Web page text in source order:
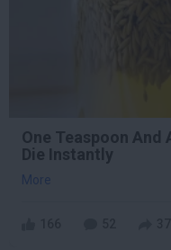
One Teaspoon And
Die Instantly
More